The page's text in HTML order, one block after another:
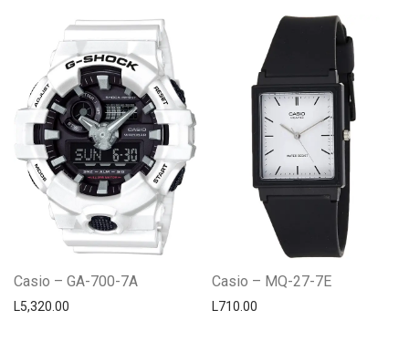
Casio – GA-700-7A
L5,320.00
Casio – MQ-27-7E
L710.00